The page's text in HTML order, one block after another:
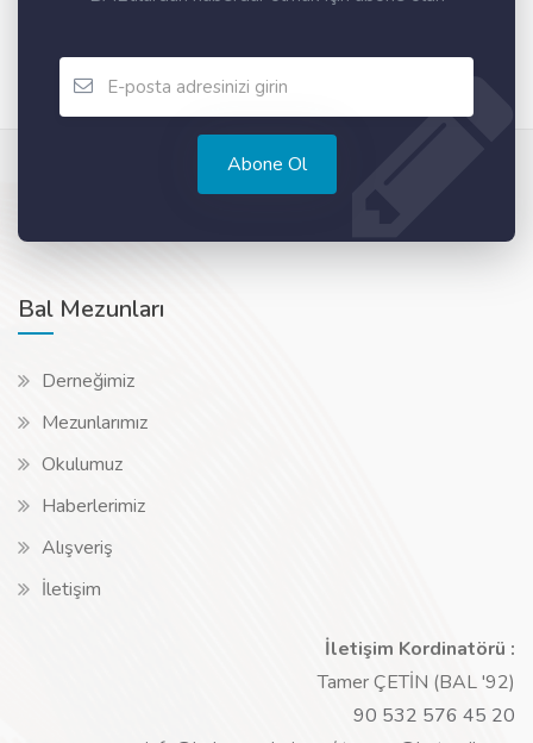
Abone Ol
Bal Mezunları
Derneğimiz
Mezunlarımız
Okulumuz
Haberlerimiz
Alışveriş
İletişim
İletişim Kordinatörü :
Tamer ÇETİN (BAL '92)
90 532 576 45 20